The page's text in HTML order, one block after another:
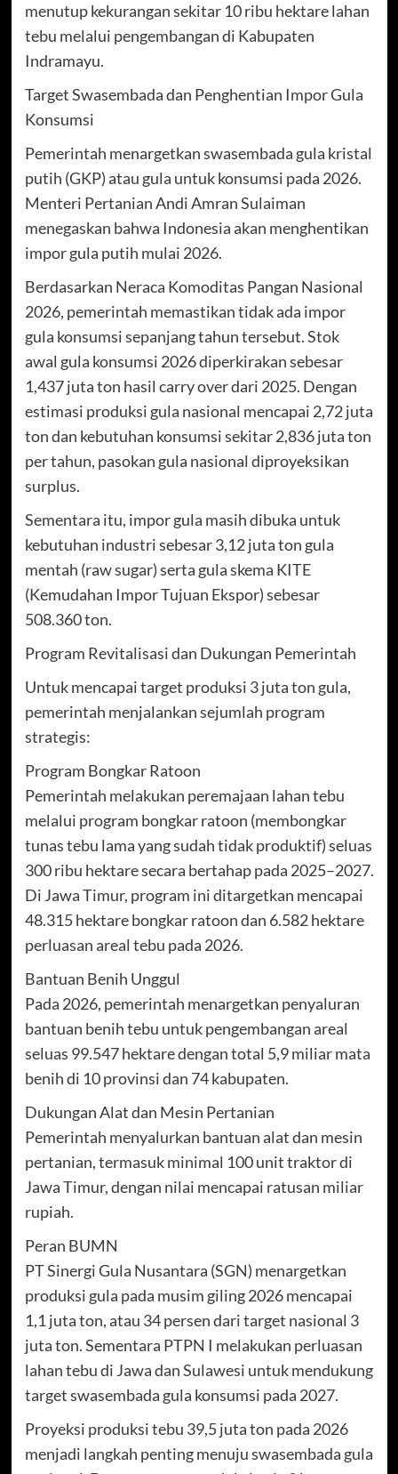
menutup kekurangan sekitar 10 ribu hektare lahan
tebu melalui pengembangan di Kabupaten
Indramayu.
Target Swasembada dan Penghentian Impor Gula
Konsumsi
Pemerintah menargetkan swasembada gula kristal
putih (GKP) atau gula untuk konsumsi pada 2026.
Menteri Pertanian Andi Amran Sulaiman
menegaskan bahwa Indonesia akan menghentikan
impor gula putih mulai 2026.
Berdasarkan Neraca Komoditas Pangan Nasional
2026, pemerintah memastikan tidak ada impor
gula konsumsi sepanjang tahun tersebut. Stok
awal gula konsumsi 2026 diperkirakan sebesar
1,437 juta ton hasil carry over dari 2025. Dengan
estimasi produksi gula nasional mencapai 2,72 juta
ton dan kebutuhan konsumsi sekitar 2,836 juta ton
per tahun, pasokan gula nasional diproyeksikan
surplus.
Sementara itu, impor gula masih dibuka untuk
kebutuhan industri sebesar 3,12 juta ton gula
mentah (raw sugar) serta gula skema KITE
(Kemudahan Impor Tujuan Ekspor) sebesar
508.360 ton.
Program Revitalisasi dan Dukungan Pemerintah
Untuk mencapai target produksi 3 juta ton gula,
pemerintah menjalankan sejumlah program
strategis:
Program Bongkar Ratoon
Pemerintah melakukan peremajaan lahan tebu
melalui program bongkar ratoon (membongkar
tunas tebu lama yang sudah tidak produktif) seluas
300 ribu hektare secara bertahap pada 2025–2027.
Di Jawa Timur, program ini ditargetkan mencapai
48.315 hektare bongkar ratoon dan 6.582 hektare
perluasan areal tebu pada 2026.
Bantuan Benih Unggul
Pada 2026, pemerintah menargetkan penyaluran
bantuan benih tebu untuk pengembangan areal
seluas 99.547 hektare dengan total 5,9 miliar mata
benih di 10 provinsi dan 74 kabupaten.
Dukungan Alat dan Mesin Pertanian
Pemerintah menyalurkan bantuan alat dan mesin
pertanian, termasuk minimal 100 unit traktor di
Jawa Timur, dengan nilai mencapai ratusan miliar
rupiah.
Peran BUMN
PT Sinergi Gula Nusantara (SGN) menargetkan
produksi gula pada musim giling 2026 mencapai
1,1 juta ton, atau 34 persen dari target nasional 3
juta ton. Sementara PTPN I melakukan perluasan
lahan tebu di Jawa dan Sulawesi untuk mendukung
target swasembada gula konsumsi pada 2027.
Proyeksi produksi tebu 39,5 juta ton pada 2026
menjadi langkah penting menuju swasembada gula